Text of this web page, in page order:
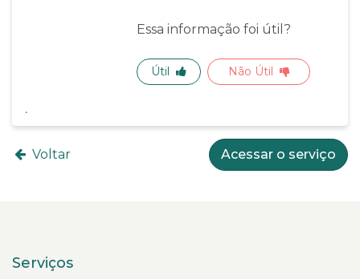
Essa informação foi útil?
Útil Não Útil
Voltar Acessar o serviço
Serviços